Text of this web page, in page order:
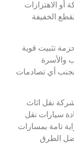
الاهتزازات
الخفيفة
تثبيت قوية
والأسرة
وتجنب أي تصادمات
نقل اثاث
سيارات نقل
تامة بمسارات
الطرق